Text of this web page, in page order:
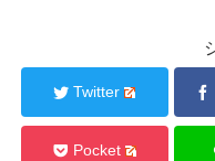
Twitter
Pocket